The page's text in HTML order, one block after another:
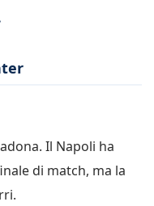
Il Napoli ha
di match, ma la